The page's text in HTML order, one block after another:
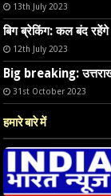
13th July 2023
बिग ब्रेकिंग: कल बंद
12th July 2023
Big breaking:
31st October 2023
हमारे बारे में